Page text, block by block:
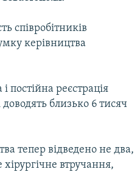
співробітників
керівництва
постійна реєстрація
близько 6 тисяч
тепер відведено не два,
втручання,